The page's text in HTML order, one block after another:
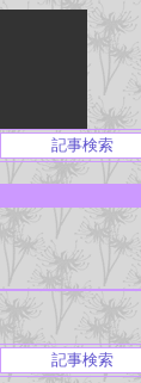
記事検索
記事検索